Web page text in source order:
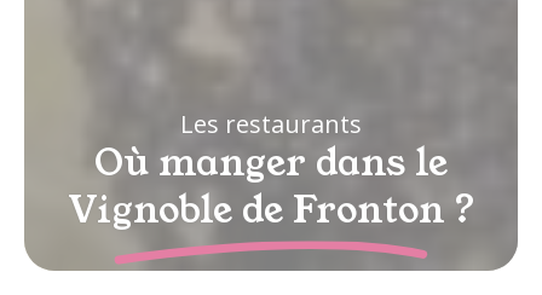
Où manger dans le
Vignoble de Fronton ?
Les restaurants